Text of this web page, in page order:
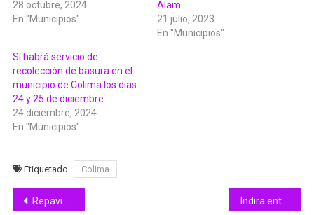
28 octubre, 2024
En "Municipios"
Alam
21 julio, 2023
En "Municipios"
Sí habrá servicio de
recolección de basura en el
municipio de Colima los días
24 y 25 de diciembre
24 diciembre, 2024
En "Municipios"
Etiquetado Colima
Navegación
Repavimentación de la Pablo Silva presenta 95% de avance